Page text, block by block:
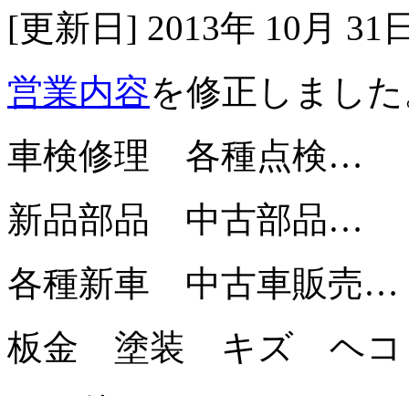
[更新日] 2013年 10月 31
営業内容を修正しまし
車検修理 各種点検…
新品部品 中古部品…
各種新車 中古車販売…
板金 塗装 キズ ヘ